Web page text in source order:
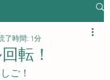
転！
了時間: 1分
ご！